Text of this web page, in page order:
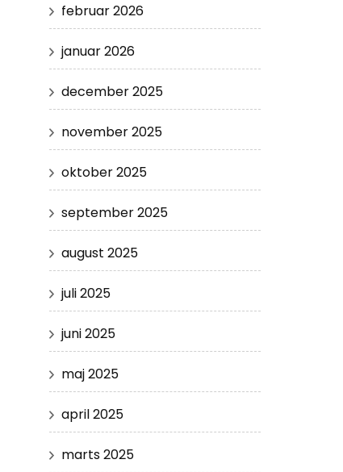
februar 2026
januar 2026
december 2025
november 2025
oktober 2025
september 2025
august 2025
juli 2025
juni 2025
maj 2025
april 2025
marts 2025